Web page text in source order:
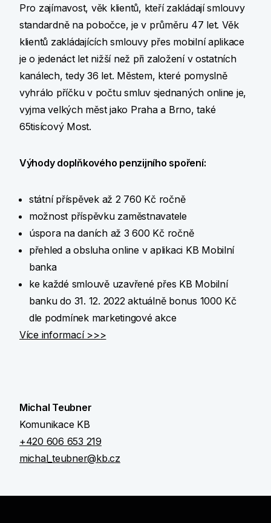
Pro zajímavost, věk klientů, kteří zakládají smlouvy
standardně na pobočce, je v průměru 47 let. Věk
klientů zakládajících smlouvy přes mobilní aplikace
je o jedenáct let nižší než při založení v ostatních
kanálech, tedy 36 let. Městem, které pomyslně
vyhrálo příčku v počtu smluv sjednaných online je,
vyjma velkých měst jako Praha a Brno, také
65tisícový Most.
Výhody doplňkového penzijního spoření:
státní příspěvek až 2 760 Kč ročně
možnost příspěvku zaměstnavatele
úspora na daních až 3 600 Kč ročně
přehled a obsluha online v aplikaci KB Mobilní
banka
ke každé smlouvě uzavřené přes KB Mobilní
banku do 31. 12. 2022 aktuálně bonus 1000 Kč
dle podmínek marketingové akce
Více informací >>>
Michal Teubner
Komunikace KB
+420 606 653 219
michal_teubner@kb.cz